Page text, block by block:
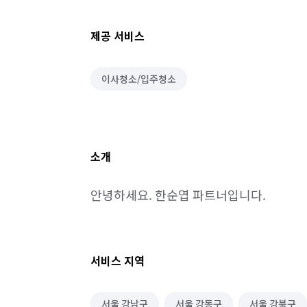
제공 서비스
이사청소/입주청소
소개
안녕하세요. 한순엽 파트너입니다.
서비스 지역
서울 강남구 서울 강동구 서울 강북구